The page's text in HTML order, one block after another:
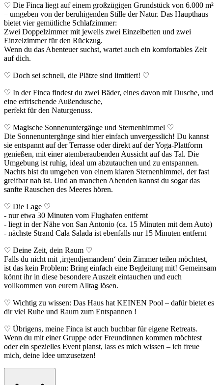
♡ Die Finca liegt auf einem großzügigen Grundstück von 6.000 m²
– umgeben von der beruhigenden Stille der Natur. Das Haupthaus
bietet vier gemütliche Schlafzimmer:
Zwei Doppelzimmer mit jeweils zwei Einzelbetten und zwei
Einzelzimmer für den Rückzug.
Wenn du das Abenteuer suchst, wartet auch ein komfortables Zelt
auf dich.
♡ Doch sei schnell, die Plätze sind limitiert! ♡
♡ In der Finca findest du zwei Bäder, eines davon mit Dusche, und
eine erfrischende Außendusche,
perfekt für den Naturgenuss.
♡ Magische Sonnenuntergänge und Sternenhimmel ♡
Die Sonnenuntergänge sind hier einfach unvergesslich! Du kannst
sie entspannt auf der Terrasse oder direkt auf der Yoga-Plattform
genießen, mit einer atemberaubenden Aussicht auf das Tal. Die
Umgebung ist ruhig, ideal um abzutauchen und zu entspannen.
Nachts bist du umgeben von einem klaren Sternenhimmel, der fast
greifbar nah ist. Und an manchen Abenden kannst du sogar das
sanfte Rauschen des Meeres hören.
♡ Die Lage ♡
- nur etwa 30 Minuten vom Flughafen entfernt
- liegt in der Nähe von San Antonio (ca. 15 Minuten mit dem Auto)
- nächste Strand Cala Salada ist ebenfalls nur 15 Minuten entfernt
♡ Deine Zeit, dein Raum ♡
Falls du nicht mit ‚irgendjemandem‘ dein Zimmer teilen möchtest,
ist das kein Problem: Bring einfach eine Begleitung mit! Gemeinsam
könnt ihr in diese besondere Auszeit eintauchen und euch
vollkommen von eurem Alltag lösen.
♡ Wichtig zu wissen: Das Haus hat KEINEN Pool – dafür bietet es
dir viel Ruhe und Raum zum Entspannen !
♡ Übrigens, meine Finca ist auch buchbar für eigene Retreats.
Wenn du mit einer Gruppe oder Freundinnen kommen möchtest
oder ein spezielles Event planst, lass es mich wissen – ich freue
mich, deine Idee umzusetzen!